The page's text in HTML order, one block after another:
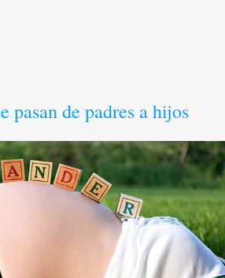
pasan de padres a hijos